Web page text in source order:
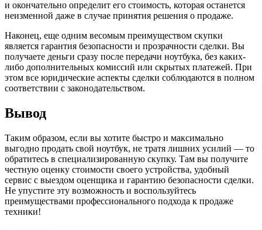
и окончательно определит его стоимость, которая останется
неизменной даже в случае принятия решения о продаже.
Наконец, еще одним весомым преимуществом скупки
является гарантия безопасности и прозрачности сделки. Вы
получаете деньги сразу после передачи ноутбука, без каких-
либо дополнительных комиссий или скрытых платежей. При
этом все юридические аспекты сделки соблюдаются в полном
соответствии с законодательством.
Вывод
Таким образом, если вы хотите быстро и максимально
выгодно продать свой ноутбук, не тратя лишних усилий — то
обратитесь в специализированную скупку. Там вы получите
честную оценку стоимости своего устройства, удобный
сервис с выездом оценщика и гарантию безопасности сделки.
Не упустите эту возможность и воспользуйтесь
преимуществами профессионального подхода к продаже
техники!